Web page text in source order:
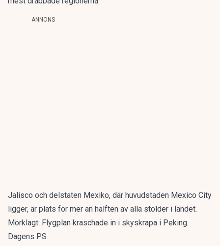
ANNONS
Jalisco och delstaten Mexiko, där huvudstaden Mexico City
ligger, är plats för mer än hälften av alla stölder i landet.
Mörklagt: Flygplan kraschade in i skyskrapa i Peking.
Dagens PS